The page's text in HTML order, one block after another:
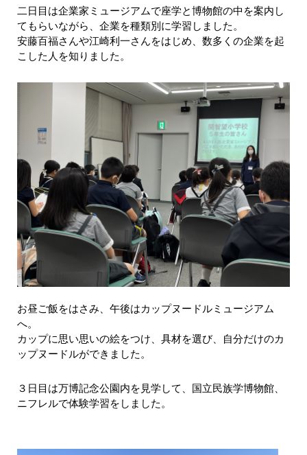
二日目は企業家ミュージアムで座学と博物館の中を案内し
てもらいながら、企業を種類別に学習しました。
安藤百福さんや江崎利一さんをはじめ、数多くの企業を起
こした人を知りました。
お昼ご飯をはさみ、午後はカップヌードルミュージアム
へ。
カップに思い思いの絵をつけ、具材を選び、自分だけのカ
ップヌードルができました。
３日目は万博記念公園内を見学して、国立民族学博物館、
ニフレルで体験学習をしました。